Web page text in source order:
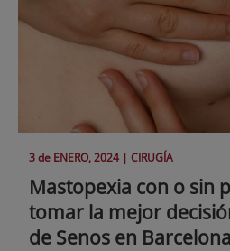
3 de ENERO, 2024 | CIRUGÍA
Mastopexia con o sin
tomar la mejor
de Senos en Barcelona